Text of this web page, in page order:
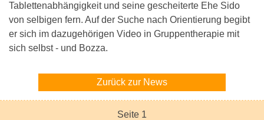
Tablettenabhängigkeit und seine gescheiterte Ehe Sido
von selbigen fern. Auf der Suche nach Orientierung begibt
er sich im dazugehörigen Video in Gruppentherapie mit
sich selbst - und Bozza.
Zurück zur News
Seite 1